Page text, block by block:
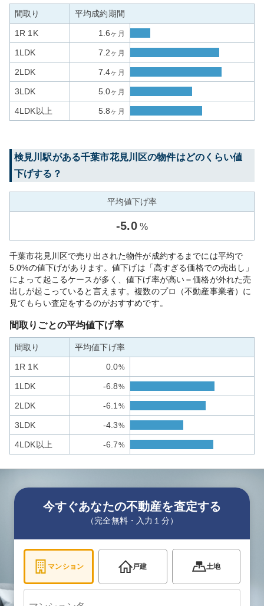
間取り 平均成約期間
1R 1K 1.6ヶ月
1LDK 7.2ヶ月
2LDK 7.4ヶ月
3LDK 5.0ヶ月
4LDK以上 5.8ヶ月
検見川駅がある千葉市花見川区の物件はどのくらい値
下げする？
平均値下げ率
-5.0 %
千葉市花見川区で売り出された物件が成約するまでには平均で
5.0%の値下げがあります。値下げは「高すぎる価格での売出し」
によって起こるケースが多く、値下げ率が高い＝価格が外れた売
出しが起こっていると言えます。複数のプロ（不動産事業者）に
見てもらい査定をするのがおすすめです。
間取りごとの平均値下げ率
間取り 平均値下げ率
1R 1K 0.0%
1LDK -6.8%
2LDK -6.1 %
3LDK -4.3%
4LDK以上 -6.7%
今すぐあなたの不動産を査定する
（完全無料・入力１分）
マンション 戸建 土地